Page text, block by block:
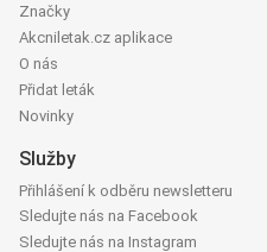
Značky
Akcniletak.cz aplikace
O nás
Přidat leták
Novinky
Služby
Přihlášení k odběru newsletteru
Sledujte nás na Facebook
Sledujte nás na Instagram